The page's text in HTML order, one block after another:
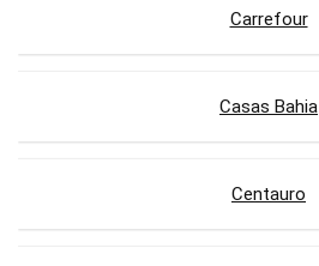
Carrefour
Casas Bahia
Centauro